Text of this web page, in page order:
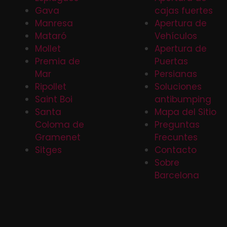
Gava
Manresa
Mataró
Mollet
Premia de
Mar
Ripollet
Saint Boi
Santa
Coloma de
Gramenet
Sitges
cajas fuertes
Apertura de
Vehículos
Apertura de
Puertas
Persianas
Soluciones
antibumping
Mapa del Sitio
Preguntas
Frecuntes
Contacto
Sobre
Barcelona